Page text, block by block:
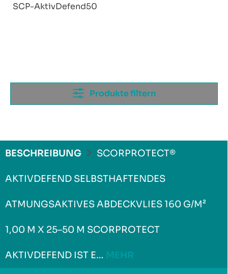
SCP-AktivDefend50
Produkte filtern
BESCHREIBUNG SCORPROTECT®
AKTIVDEFEND SELBSTHAFTENDES
ATMUNGSAKTIVES ABDECKVLIES 160 G/M²
1,00 M X 25–50 M SCORPROTECT
AKTIVDEFEND IST E…